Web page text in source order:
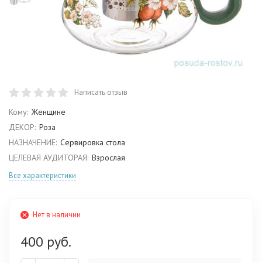
Написать отзыв
Кому: Женщине
ДЕКОР: Роза
НАЗНАЧЕНИЕ: Сервировка стола
ЦЕЛЕВАЯ АУДИТОРАЯ: Взрослая
Все характеристики
Нет в наличии
400 руб.